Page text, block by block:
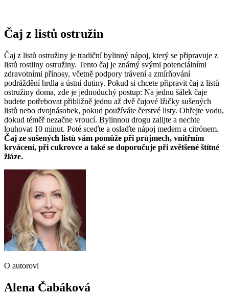
Čaj z listů ostružin
Čaj z listů ostružiny je tradiční bylinný nápoj, který se připravuje z
listů rostliny ostružiny. Tento čaj je známý svými potenciálními
zdravotními přínosy, včetně podpory trávení a zmírňování
podráždění hrdla a ústní dutiny. Pokud si chcete připravit čaj z listů
ostružiny doma, zde je jednoduchý postup: Na jednu šálek čaje
budete potřebovat přibližně jednu až dvě čajové lžičky sušených
listů nebo dvojnásobek, pokud používáte čerstvé listy. Ohřejte vodu,
dokud téměř nezačne vroucí. Bylinnou drogu zalijte a nechte
louhovat 10 minut. Poté sceďte a oslaďte nápoj medem a citrónem.
Čaj ze sušených listů vám pomůže při průjmech, vnitřním
krvácení, při cukrovce a také se doporučuje při zvětšené štítné
žláze.
O autorovi
Alena Čabáková